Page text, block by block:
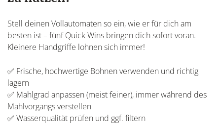
Stell deinen Vollautomaten so ein, wie er für dich am
besten ist – fünf Quick Wins bringen dich sofort voran.
Kleinere Handgriffe lohnen sich immer!
✅ Frische, hochwertige Bohnen verwenden und richtig
lagern
✅ Mahlgrad anpassen (meist feiner), immer während des
Mahlvorgangs verstellen
✅ Wasserqualität prüfen und ggf. filtern